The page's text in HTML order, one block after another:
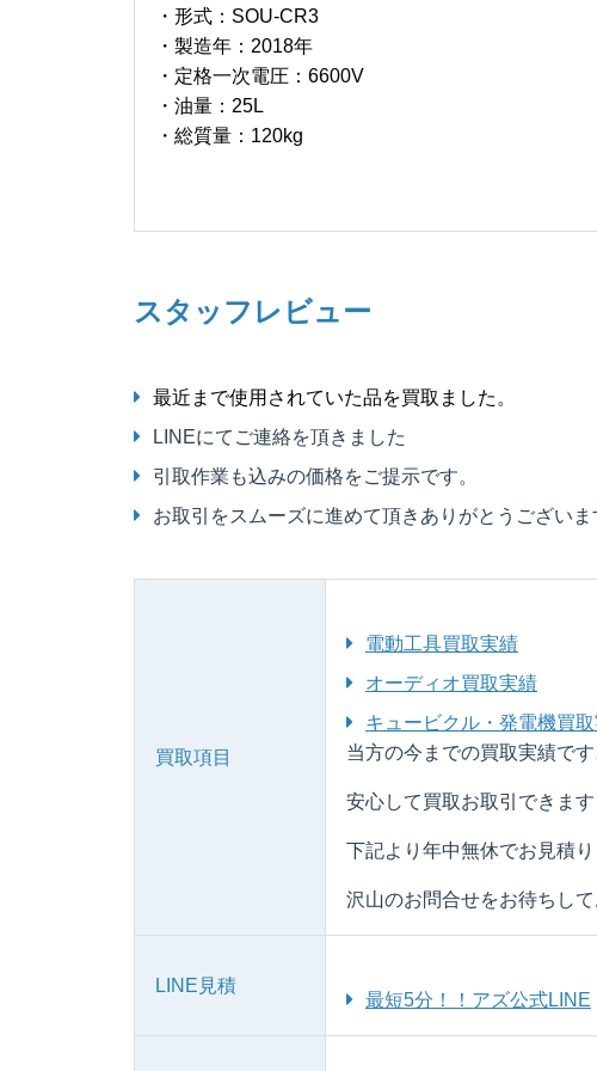
・形式：SOU-CR3
・製造年：2018年
・定格一次電圧：6600V
・油量：25L
・総質量：120kg
スタッフレビュー
最近まで使用されていた品を買取ました。
LINEにてご連絡を頂きました
引取作業も込みの価格をご提示です。
お取引をスムーズに進めて頂きありがとうございま
買取項目
電動工具買取実績
オーディオ買取実績
キュービクル・発電機買
当方の今までの買取実績です
安心して買取お取引できま
下記より年中無休でお見積
沢山のお問合せをお待ちし
LINE見積
最短5分！！アズ公式LINE